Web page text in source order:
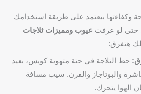
وكفاءتها بيعتمد على طريقة استخدامك
حتى لو عرفت عيوب ومميزات ثلاجات
هتفرق:
حط التلاجة في حتة متهوية كويس، بعيد
والبوتاجاز والفرن. سيب مسافة
الهوا يتحرك.